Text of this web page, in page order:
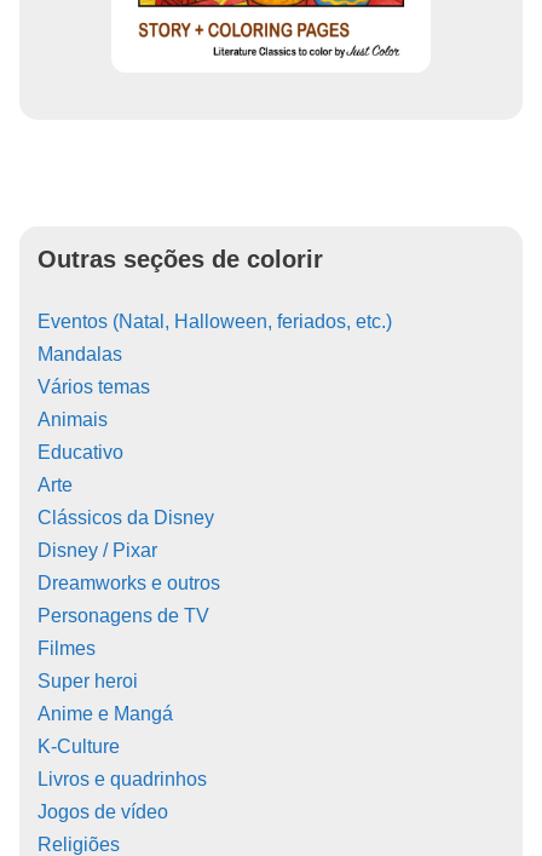
Outras seções de colorir
Eventos (Natal, Halloween, feriados, etc.)
Mandalas
Vários temas
Animais
Educativo
Arte
Clássicos da Disney
Disney / Pixar
Dreamworks e outros
Personagens de TV
Filmes
Super heroi
Anime e Mangá
K-Culture
Livros e quadrinhos
Jogos de vídeo
Religiões